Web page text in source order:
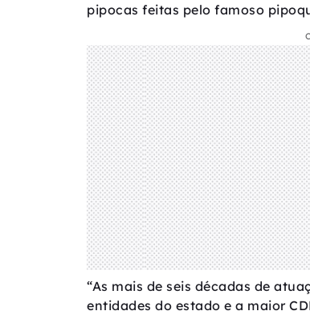
pipocas feitas pelo famoso
“As mais de seis décadas de
entidades do estado e a maior